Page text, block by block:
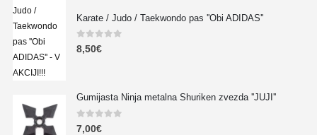
Karate / Judo / Taekwondo pas ''Obi ADIDAS''
0 out of 5
8,50€
Gumijasta Ninja metalna Shuriken zvezda ''JUJI''
0out of 5
7,00€